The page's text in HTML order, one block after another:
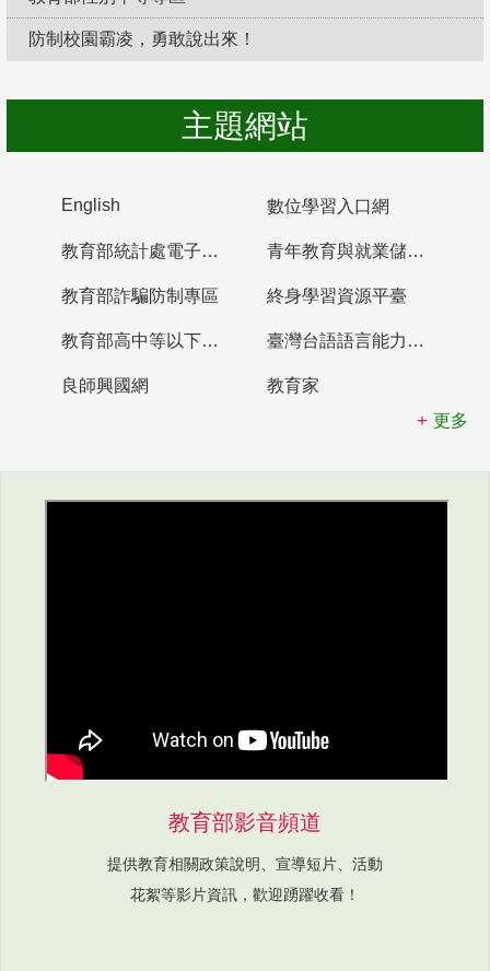
防制校園霸凌，勇敢說出來！
主題網站
English 數位學習入口網
教育部統計處電子書櫃 青年教育與就業儲蓄帳戶
教育部詐騙防制專區 終身學習資源平臺
教育部高中等以下學校及幼兒園教師資格檢定考試 臺灣台語語言能力認證網站
良師興國網
教育家
更多
教育部影音頻道
提供教育相關政策說明、宣導短片、活動
花絮等影片資訊，歡迎踴躍收看！